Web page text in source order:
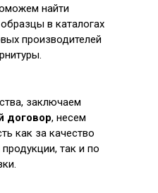
найти
в каталогах
производителей
заключаем
договор, несем
как за качество
так и по